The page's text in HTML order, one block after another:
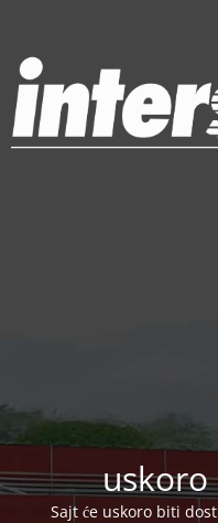
Sajt će uskoro biti